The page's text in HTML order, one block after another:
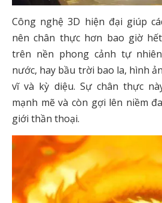
Công nghệ 3D hiện đại giúp
nên chân thực hơn bao giờ
trên nền phong cảnh tự
nước, hay bầu trời bao la, hình
vĩ và kỳ diệu. Sự chân thực
mạnh mẽ và còn gợi lên niềm
giới thần thoại.